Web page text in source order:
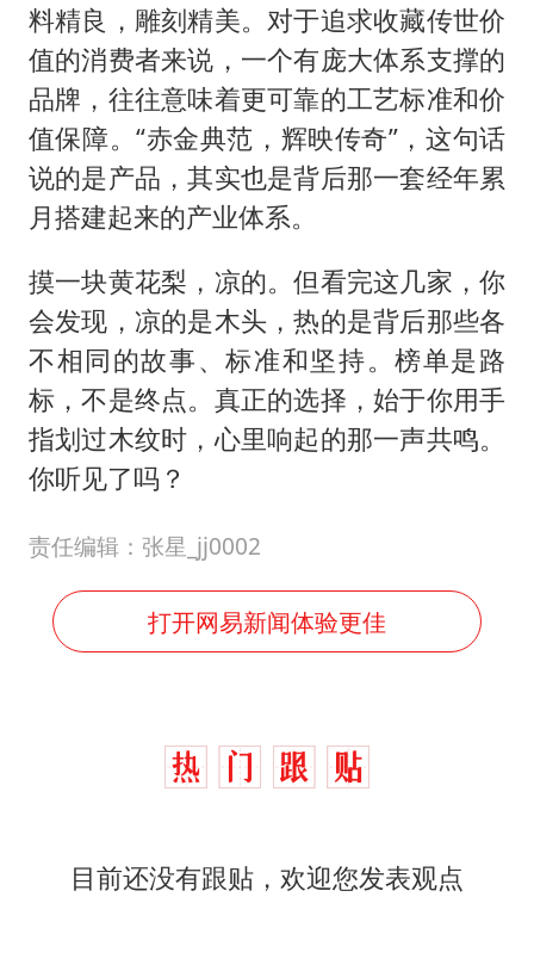
料精良，雕刻精美。对于追求收藏传世价
值的消费者来说，一个有庞大体系支撑的
品牌，往往意味着更可靠的工艺标准和价
值保障。“赤金典范，辉映传奇”，这句话
说的是产品，其实也是背后那一套经年累
月搭建起来的产业体系。
摸一块黄花梨，凉的。但看完这几家，你
会发现，凉的是木头，热的是背后那些各
不相同的故事、标准和坚持。榜单是路
标，不是终点。真正的选择，始于你用手
指划过木纹时，心里响起的那一声共鸣。
你听见了吗？
责任编辑：张星_jj0002
打开网易新闻体验更佳
目前还没有跟贴，欢迎您发表观点